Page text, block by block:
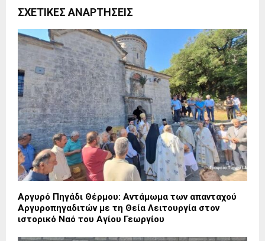
ΣΧΕΤΙΚΈΣ ΑΝΑΡΤΉΣΕΙΣ
Αργυρό Πηγάδι Θέρμου: Αντάμωμα των απανταχού
Αργυροπηγαδιτών με τη Θεία Λειτουργία στον
ιστορικό Ναό του Αγίου Γεωργίου